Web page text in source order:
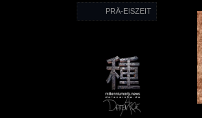
PRÄ-EISZEIT